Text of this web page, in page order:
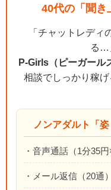
40代の「聞き
「チャットレディ
る…
P-Girls（ピーガール
相談でしっかり稼
ノンアダルト「
・音声通話（1分35円
・メール返信（20通）